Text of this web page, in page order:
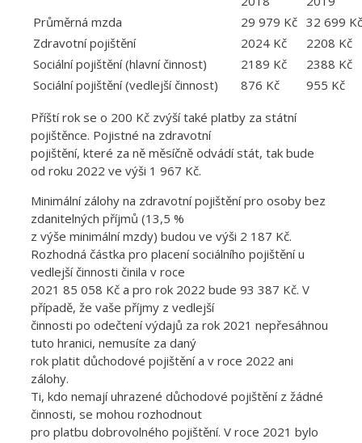
Průměrná mzda
29 979 Kč 32 699 Kč
Zdravotní pojištění
2024 Kč
2208 Kč
Sociální pojištění (hlavní činnost)
2189 Kč
2388 Kč
Sociální pojištění (vedlejší činnost)
876 Kč
955 Kč
Příští rok se o 200 Kč zvýší také platby za státní
pojištěnce. Pojistné na zdravotní
pojištění, které za ně měsíčně odvádí stát, tak bude
od roku 2022 ve výši 1 967 Kč.
Minimální zálohy na zdravotní pojištění pro osoby bez
zdanitelných příjmů (13,5 %
z výše minimální mzdy) budou ve výši 2 187 Kč.
Rozhodná částka pro placení sociálního pojištění u
vedlejší činnosti činila v roce
2021 85 058 Kč a pro rok 2022 bude 93 387 Kč. V
případě, že vaše příjmy z vedlejší
činnosti po odečtení výdajů za rok 2021 nepřesáhnou
tuto hranici, nemusíte za daný
rok platit důchodové pojištění a v roce 2022 ani
zálohy.
Ti, kdo nemají uhrazené důchodové pojištění z žádné
činnosti, se mohou rozhodnout
pro platbu dobrovolného pojištění. V roce 2021 bylo